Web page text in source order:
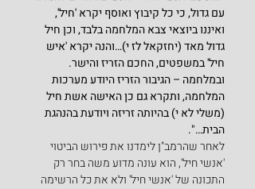
עם גדול, כי כל קיבוץ ואוסף יקרא 'חיל',
ואיננו ביוצאי צבא המלחמה בלבד, וכן חיל
גדול מאד (יחזקאל לז י)…והנה יקרא 'איש
חיל' במשפטים, החכם הזריז והישר.
ובמלחמה – הגיבור הזריז היודע מערכות
המלחמה, ותקרא גם כן האישה אשת חיל
(משלי לא י) בהיותה זריזה ויודעת בהנהגת
הבית…".
לאחר שהרמב"ן לימדנו את פירוש הביטוי
'אנשי חיל', הוא עונה מדוע משה בחר רק
התכונה של 'אנשי חיל' ולא את כל הרשימה